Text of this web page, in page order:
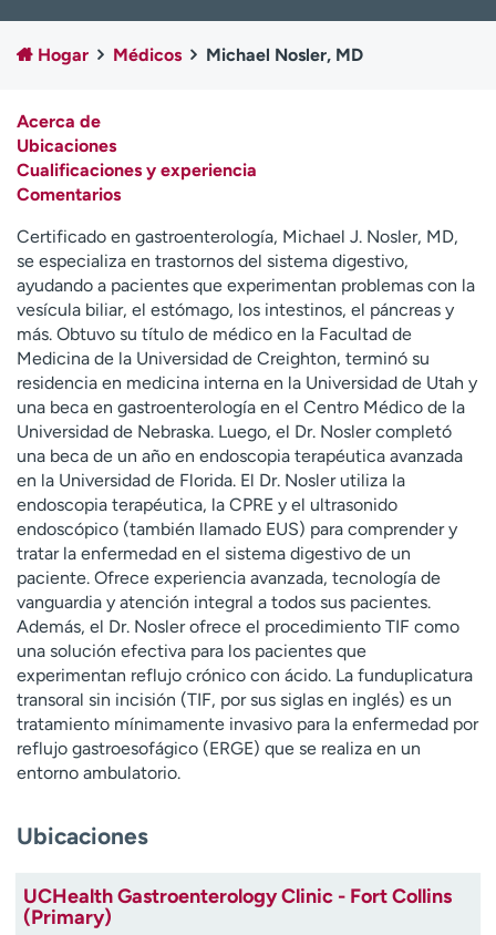
Empleados
Profesionales
Contáctenos
A
ú
d
a
m
e
a
e
n
c
o
n
t
r
a
r
Hogar Médicos Michael Nosler, MD
Acerca de
Ubicaciones
Cualificaciones y experiencia
Comentarios
Certificado en gastroenterología, Michael J. Nosler, MD,
se especializa en trastornos del sistema digestivo,
ayudando a pacientes que experimentan problemas con la
vesícula biliar, el estómago, los intestinos, el páncreas y
más. Obtuvo su título de médico en la Facultad de
Medicina de la Universidad de Creighton, terminó su
residencia en medicina interna en la Universidad de Utah y
una beca en gastroenterología en el Centro Médico de la
Universidad de Nebraska. Luego, el Dr. Nosler completó
una beca de un año en endoscopia terapéutica avanzada
en la Universidad de Florida. El Dr. Nosler utiliza la
endoscopia terapéutica, la CPRE y el ultrasonido
endoscópico (también llamado EUS) para comprender y
tratar la enfermedad en el sistema digestivo de un
paciente. Ofrece experiencia avanzada, tecnología de
vanguardia y atención integral a todos sus pacientes.
Además, el Dr. Nosler ofrece el procedimiento TIF como
una solución efectiva para los pacientes que
experimentan reflujo crónico con ácido. La funduplicatura
transoral sin incisión (TIF, por sus siglas en inglés) es un
tratamiento mínimamente invasivo para la enfermedad por
reflujo gastroesofágico (ERGE) que se realiza en un
entorno ambulatorio.
Ubicaciones
UCHealth Gastroenterology Clinic - Fort Collins
(Primary)